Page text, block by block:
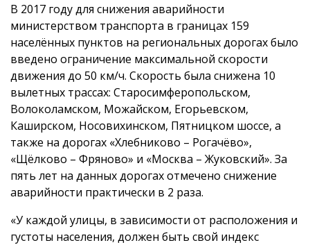
В 2017 году для снижения аварийности
министерством транспорта в границах 159
населённых пунктов на региональных дорогах было
введено ограничение максимальной скорости
движения до 50 км/ч. Скорость была снижена 10
вылетных трассах: Старосимферопольском,
Волоколамском, Можайском, Егорьевском,
Каширском, Носовихинском, Пятницком шоссе, а
также на дорогах «Хлебниково – Рогачёво»,
«Щёлково – Фряново» и «Москва – Жуковский». За
пять лет на данных дорогах отмечено снижение
аварийности практически в 2 раза.
«У каждой улицы, в зависимости от расположения и
густоты населения, должен быть свой индекс